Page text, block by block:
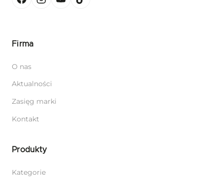
Firma
O nas
Aktualności
Zasięg marki
Kontakt
Produkty
Kategorie